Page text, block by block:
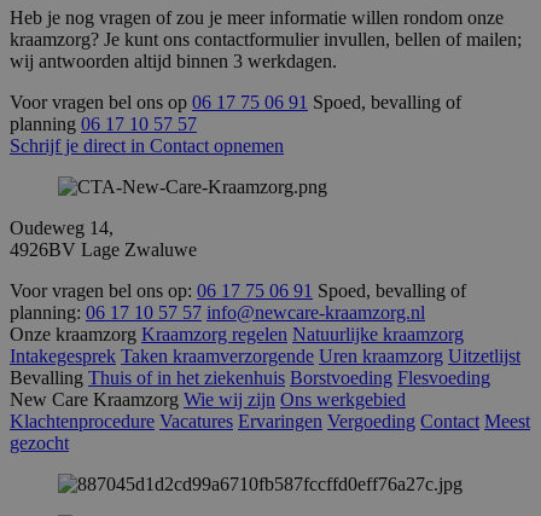
Heb je nog vragen of zou je meer informatie willen rondom onze
kraamzorg? Je kunt ons contactformulier invullen, bellen of mailen;
wij antwoorden altijd binnen 3 werkdagen.
Voor vragen bel ons op 06 17 75 06 91 Spoed, bevalling of
planning 06 17 10 57 57
Schrijf je direct in Contact opnemen
Oudeweg 14,
4926BV Lage Zwaluwe
Voor vragen bel ons op: 06 17 75 06 91 Spoed, bevalling of
planning: 06 17 10 57 57 info@newcare-kraamzorg.nl
Onze kraamzorg Kraamzorg regelen Natuurlijke kraamzorg
Intakegesprek Taken kraamverzorgende Uren kraamzorg Uitzetlijst
Bevalling Thuis of in het ziekenhuis Borstvoeding Flesvoeding
New Care Kraamzorg Wie wij zijn Ons werkgebied
Klachtenprocedure Vacatures Ervaringen Vergoeding Contact Meest
gezocht